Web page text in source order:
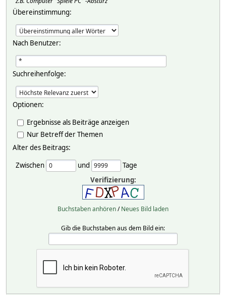
Übereinstimmung:
Nach Benutzer:
Suchreihenfolge:
Optionen:
Ergebnisse als Beiträge anzeigen
Nur Betreff der Themen
Alter des Beitrags:
Zwischen
und
Tage
Verifizierung:
Buchstaben anhören/Neues Bild laden
Gib die Buchstaben aus dem Bild ein: